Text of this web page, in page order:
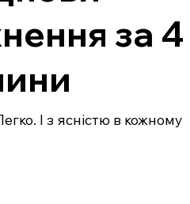
за 4
І з ясністю в кожному